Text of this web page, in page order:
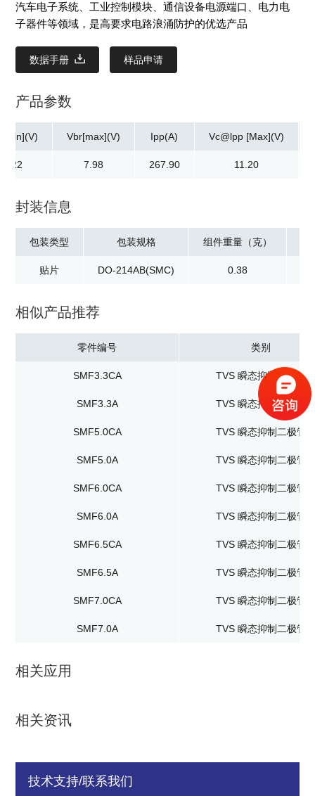
汽车电子系统、工业控制模块、通信设备电源端口、电力电
子器件等领域，是高要求电路浪涌防护的优选产品
数据手册 样品申请
产品参数
7.22
Vbr[max](V)
7.98
Ipp(A)
267.90
Vc@lpp [Max](V)
11.20
封装信息
包装类型
贴片
包装规格
DO-214AB(SMC)
组件重量（克）
0.38
相似产品推荐
零件编号 类别
SMF3.3CA TVS 瞬态抑制二极管
SMF3.3A TVS 瞬态抑制二极管
SMF5.0CA TVS 瞬态抑制二极管
SMF5.0A TVS 瞬态抑制二极管
SMF6.0CA TVS 瞬态抑制二极管
SMF6.0A TVS 瞬态抑制二极管
SMF6.5CA TVS 瞬态抑制二极管
SMF6.5A TVS 瞬态抑制二极管
SMF7.0CA TVS 瞬态抑制二极管
SMF7.0A TVS 瞬态抑制二极管
相关应用
相关资讯
技术支持/联系我们